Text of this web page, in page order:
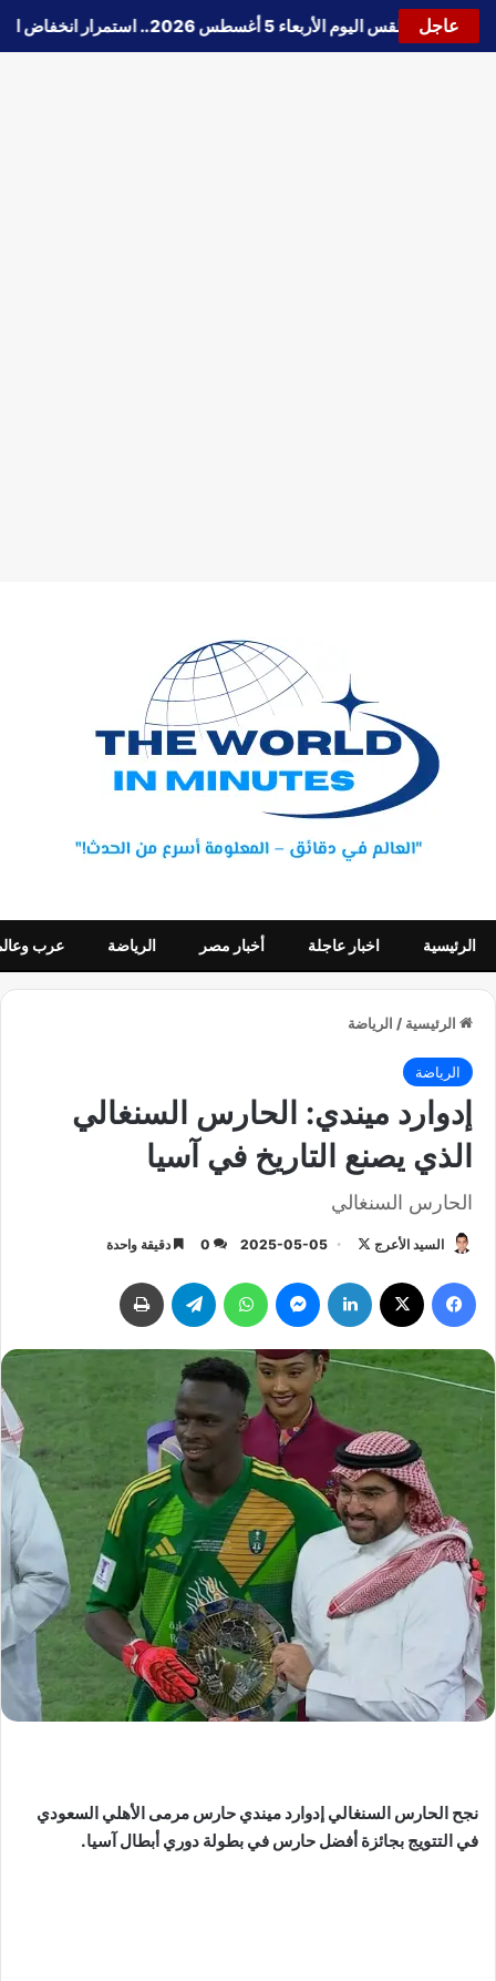
عاجل
🔵 حالة الطقس اليوم الأربعاء 5 أغسطس 2026.. استمرار انخفاض الحرارة وتحذيرات من الشبورة واضطراب الملاحة
الرئيسية اخبار عاجلة أخبار مصر الرياضة عرب
الرئيسية / الرياضة
الرياضة
إدوارد ميندي: الحارس السنغالي
الذي يصنع التاريخ في آسيا
الحارس السنغالي
السيد الأعرج
ب
ع
ع
X
2025-05-05
0 دقيقة واحدة
نجح الحارس السنغالي إدوارد ميندي حارس مرمى الأهلي السعودي
في التتويج بجائزة أفضل حارس في بطولة دوري أبطال آسيا.